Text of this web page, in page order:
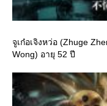
จูเก๋อเจิงหว่อ (Zhuge
Wong) อายุ 52 ปี